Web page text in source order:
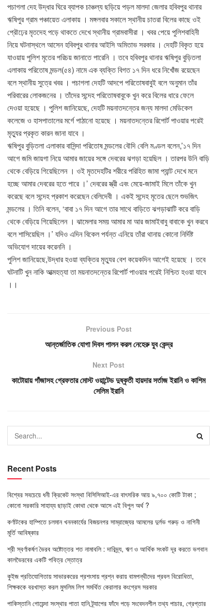
পচাগলা দেহ উদ্ধার ঘিরে ব্যাপক চাঞ্চল্য ছড়িয়ে পড়ল মালদা জেলার হবিবপুর থানার
ঋষিপুর গ্রাম পঞ্চায়েত এলাকায় । মঙ্গলবার সকালে স্থানীয় চাতরা বিলের কাছে ওই
প্রৌঢ়ের মৃতদেহ পড়ে থাকতে দেখে স্থানীয় গ্রামবাসীরা । খবর পেয়ে পুলিশবাহিনী
নিয়ে ঘটনাস্থলে আসেন হবিবপুর থানার আইসি অমিতাভ সরকার । দেহটি বিকৃত হয়ে
যাওয়ায় পুলিশ মৃতের পরিচয় জানাতে পারেনি । তবে হবিবপুর থানার ঋষিপুর বুড়িতলা
এলাকায় পরিতোষ মন্ডল(৫৪) নামে এক ব্যক্তি বিগত ১৭ দিন ধরে নিখোঁজ রয়েছেন
বলে স্থানীয় সুত্রে খবর । পচাগলা দেহটি আদপে পরিতোষবাবুই বলে অনুমান তাঁর
পরিবারের লোকজনের । তাঁদের সন্দেহ পরিতোষবাবুকে খুন করে বিলের ধারে ফেলে
দেওয়া হয়েছে । পুলিশ জানিয়েছে, দেহটি ময়নাতদন্তের জন্য মালদা মেডিকেল
কলেজে ও হাসপাতালের মর্গে পাঠানো হয়েছে । ময়নাতদন্তের রিপোর্ট পাওয়ার পরেই
মৃত্যুর প্রকৃত কারন জানা যাবে ।
ঋষিপুর বুড়িতলা এলাকার বাসিন্দা পরিতোষ মন্ডলের বৌদি বেলি মণ্ডল বলেন,’১৭ দিন
আগে জমি জায়গা নিয়ে আমার জায়ের সঙ্গে দেবরের ঝগড়া হয়েছিল । তারপর উনি বাড়ি
থেকে বেড়িয়ে গিয়েছিলেন । ওই মৃতদেহটির শরীরে পরিহিত জামা প্যান্ট দেখে মনে
হচ্ছে আমার দেবরের হতে পারে‌ ।’ দেবরের স্ত্রী এবং মেয়ে-জামাই মিলে তাঁকে খুন
করেছে বলে সন্দেহ প্রকাশ করেছেন বেলিদেবী । একই সন্দেহ মৃতের ছেলে শুভজিৎ
মন্ডলের । তিনি বলেন, ‘বাবা ১৭ দিন আগে তার সাথে বাড়িতে ঝগড়াঝাটি করে বাড়ি
থেকে বেড়িয়ে গিয়েছিলেন । ঝামেলার সময় আমার মা আর জামাইবাবু বাবাকে খুন করবে
বলে শাসিয়েছিল ।’ যদিও এদিন বিকেল পর্যন্ত এনিয়ে তাঁরা থানায় কোনো নির্দিষ্ট
অভিযোগ দায়ের করেননি ।
পুলিশ জানিয়েছে,উদ্ধার হওয়া ব্যক্তির মৃত্যুর বেশ কয়েকদিন আগেই হয়েছে । তবে
ঘটনাটি খুন নাকি আত্মহত্যা তা ময়নাতদন্তের রিপোর্ট পাওয়ার পরেই নিশ্চিত হওয়া যাবে
।।
Previous Post
আন্তর্জাতিক যোগা দিবস পালন করল নেহেরু যুব কেন্দ্র
Next Post
কাটোয়ায় গাঁজাসহ গ্রেফতার মোস্ট ওয়ান্টেড দুষ্কৃতী হায়দার সর্তাজ ইরানি ও কাশিম
সেলিম ইরানি
Recent Posts
বিশ্বের সবচেয়ে ধনী ক্রিকেট সংস্থা বিসিসিআই-এর বাৎসরিক আয় ৯,৭০০ কোটি টাকা ;
কোনো সরকারি সাহায্য ছাড়াই কোথা থেকে আসে এই বিপুল অর্থ ?
কর্ণাটকের হাম্পিতে চলমান খননকার্যের বিজয়নগর সাম্রাজ্যের আমলের দুর্লভ গরুড় ও নাগিনী
মূর্তি আবিষ্কার
শ্রী স্বর্ণাকর্ষণ ভৈরব অষ্টোত্তর শত নামাবলি : দারিদ্র্য, ঋণ ও আর্থিক সংকট দূর করতে ভগবান
কালভৈরবের একটি পবিত্র স্তোত্র
কুইজ প্রতিযোগিতায় সাভারকরের প্রশংসায় প্রশ্ন করায় বামপন্থীদের প্রবল বিরোধিতা,
শিক্ষককে বরখাস্ত করল মুসলিম লিগ সমর্থিত কেরালার কংগ্রেস সরকার
পাকিস্তানি গোয়েন্দা সংস্থার পাতা হানি ট্র্যাপের ফাঁদে পড়ে সংবেদনশীল তথ্য পাচার, গ্রেপ্তার